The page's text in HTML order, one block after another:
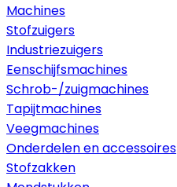
Machines
Stofzuigers
Industriezuigers
Eenschijfsmachines
Schrob-/zuigmachines
Tapijtmachines
Veegmachines
Onderdelen en accessoires
Stofzakken